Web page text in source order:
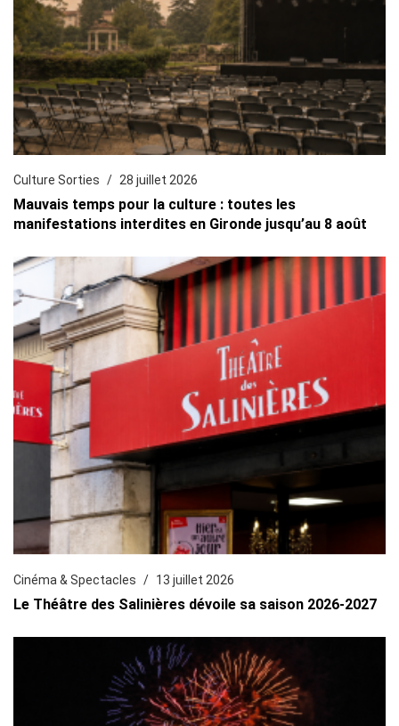
Culture Sorties 28 juillet 2026
Mauvais temps pour la culture : toutes les
manifestations interdites en Gironde jusqu’au 8 août
Cinéma & Spectacles 13 juillet 2026
Le Théâtre des Salinières dévoile sa saison 2026-2027